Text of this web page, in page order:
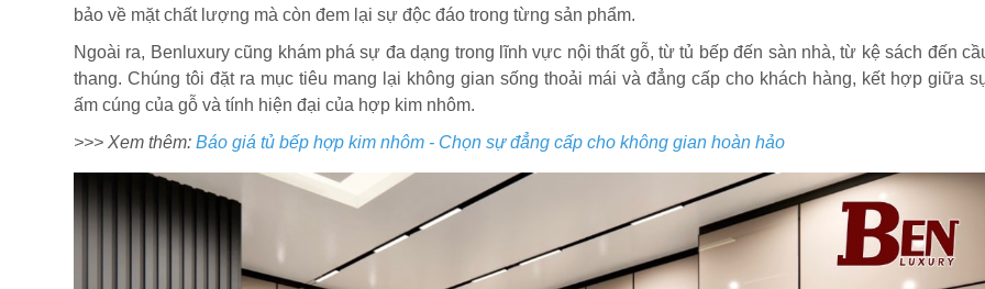
bảo về mặt chất lượng mà còn đem lại sự độc đáo trong từng sản phẩm.
Ngoài ra, Benluxury cũng khám phá sự đa dạng trong lĩnh vực nội thất gỗ, từ tủ bếp đến sàn nhà, từ kệ sách đến
thang. Chúng tôi đặt ra mục tiêu mang lại không gian sống thoải mái và đẳng cấp cho khách hàng, kết hợp giữa
ấm cúng của gỗ và tính hiện đại của hợp kim nhôm.
>>> Xem thêm: Báo giá tủ bếp hợp kim nhôm - Chọn sự đẳng cấp cho không gian hoàn hảo